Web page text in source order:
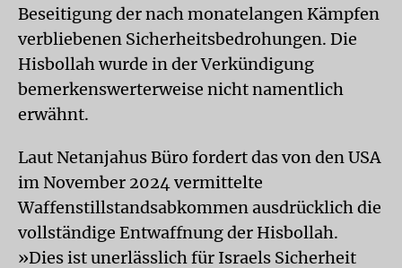
Beseitigung der nach monatelangen Kämpfen
verbliebenen Sicherheitsbedrohungen. Die
Hisbollah wurde in der Verkündigung
bemerkenswerterweise nicht namentlich
erwähnt.
Laut Netanjahus Büro fordert das von den USA
im November 2024 vermittelte
Waffenstillstandsabkommen ausdrücklich die
vollständige Entwaffnung der Hisbollah.
»Dies ist unerlässlich für Israels Sicherheit